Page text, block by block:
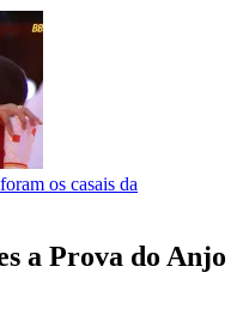
os casais da
a Prova do Anjo